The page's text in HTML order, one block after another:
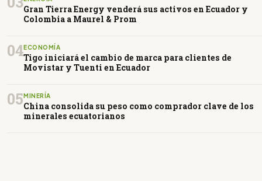
Gran Tierra Energy venderá sus activos en Ecuador y
Colombia a Maurel & Prom
04ECONOMÍA
Tigo iniciará el cambio de marca para clientes de
Movistar y Tuenti en Ecuador
05MINERÍA
China consolida su peso como comprador clave de los
minerales ecuatorianos